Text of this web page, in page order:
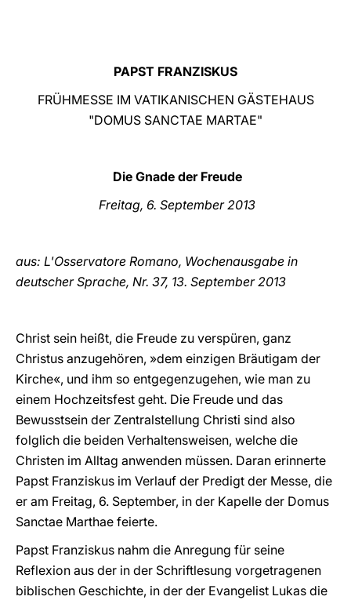
PAPST FRANZISKUS
FRÜHMESSE IM VATIKANISCHEN GÄSTEHAUS
"DOMUS SANCTAE MARTAE"
Die Gnade der Freude
Freitag, 6. September 2013
aus: L'Osservatore Romano, Wochenausgabe in
deutscher Sprache, Nr. 37, 13. September2013
Christ sein heißt, die Freude zu verspüren, ganz
Christus anzugehören, »dem einzigen Bräutigam der
Kirche«, und ihm so entgegenzugehen, wie man zu
einem Hochzeitsfest geht. Die Freude und das
Bewusstsein der Zentralstellung Christi sind also
folglich die beiden Verhaltensweisen, welche die
Christen im Alltag anwenden müssen. Daran erinnerte
Papst Franziskus im Verlauf der Predigt der Messe, die
er am Freitag, 6. September, in der Kapelle der Domus
Sanctae Marthae feierte.
Papst Franziskus nahm die Anregung für seine
Reflexion aus der in der Schriftlesung vorgetragenen
biblischen Geschichte, in der der Evangelist Lukas die